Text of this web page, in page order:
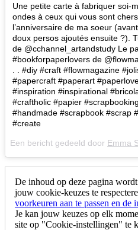
Une petite carte à fabriquer soi-
ondes à ceux qui vous sont
l’anniversaire de ma soeur
doux persos ajoutés ensuite ?).
de @cchannel_artandstudy Le
#bookforpaperlovers de
. . #diy #craft #flowmagazine
#papercraft #paperart
#inspiration #inspirational
#craftholic #papier
#handmade #scrapbook #scrap
#create
Een bericht gedeeld door Emma
De inhoud op deze pagina
jouw cookie-keuzes te
voorkeuren aan te passen en de
Je kan jouw keuzes op elk
site op "Cookie-instellingen" te